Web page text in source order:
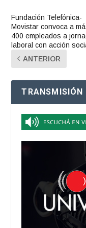
Fundación Telefónica-
Movistar convoca a
400 empleados a
laboral con acción
ANTERIOR
TRANSMISIÓN